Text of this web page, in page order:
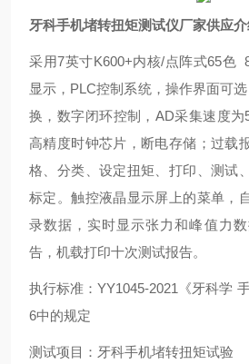
牙科手机堵转扭矩测试仪厂家供应介
采用7英寸K600+内核/点阵式65色
显示， PLC控制系统，操作界面可
换，数字闭环控制， AD采集速度为
高精度时钟芯片，断电存储；过载
格、分类、设定扭矩、打印、测试
标定。触控液晶显示屏上的菜单，
录数据，实时显示张力和峰值力
告，机载打印十次测试报告。
执行标准：YY1045-2021 《牙科学
6中的规定
测试项目：牙科手机堵转扭矩试验